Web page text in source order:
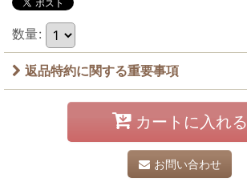
数量:
返品特約に関する重要事項
カートに入れる
お問い合わせ